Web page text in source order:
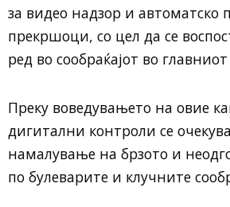
за видео надзор и автоматско
прекршоци, со цел да се
ред во сообраќајот во
Преку воведувањето на овие
дигитални контроли се
намалување на брзото и
по булеварите и клучните